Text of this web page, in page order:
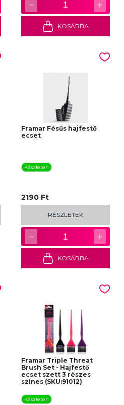
− 1 +
KOSÁRBA
Framar Fésűs hajfestő
ecset
Készleten
2190 Ft
RÉSZLETEK
− 1 +
KOSÁRBA
Framar Triple Threat
Brush Set - Hajfestő
ecset szett 3 részes
színes (SKU:91012)
Készleten